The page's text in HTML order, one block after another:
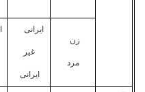
زن
مرد
ایرانی
غیر
ایرانی